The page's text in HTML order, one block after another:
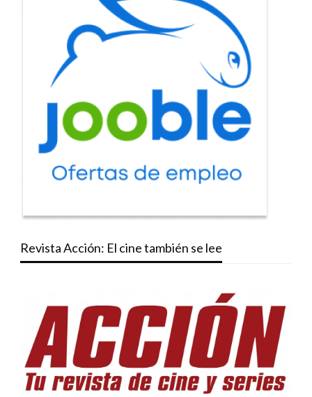
Revista Acción: El cine también se lee